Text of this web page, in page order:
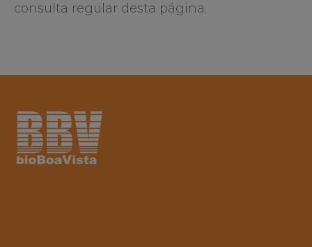
consulta regular desta página.